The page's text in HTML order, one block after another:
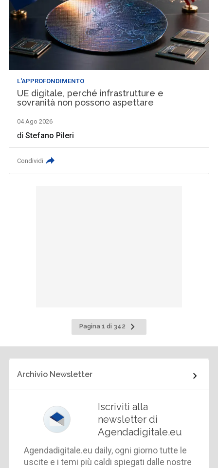
L'APPROFONDIMENTO
UE digitale, perché infrastrutture e
sovranità non possono aspettare
04 Ago 2026
diStefano Pileri
Condividi
Pagina 1 di 342
Pagina
successiva
Archivio Newsletter
Iscriviti alla
newsletter di
Agendadigitale.eu
Agendadigitale.eu daily, ogni giorno tutte le
uscite e i temi più caldi spiegati dalle nostre